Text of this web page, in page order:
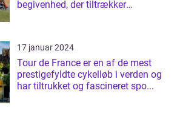
begivenhed, der tiltrækker
17 januar 2024
Tour de France er en af de mest
prestigefyldte cykelløb i verden og
har tiltrukket og fascineret spo...